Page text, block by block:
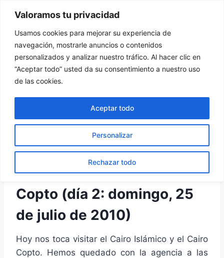
Valoramos tu privacidad
Usamos cookies para mejorar su experiencia de
navegación, mostrarle anuncios o contenidos
personalizados y analizar nuestro tráfico. Al hacer clic en
“Aceptar todo” usted da su consentimiento a nuestro uso
de las cookies.
Personalizar
Rechazar todo
Aceptar todo
contenido
Tu Rincón del Viajero
EGIPTO
Egipto: El Cairo (Cairo
Islámico y Cairo Copto)
26 marzo, 2016
Cairo Islámico y Cairo
Copto (día 2: domingo, 25
de julio de 2010)
Hoy nos toca visitar el Cairo Islámico y el Cairo
Copto. Hemos quedado con la agencia a las